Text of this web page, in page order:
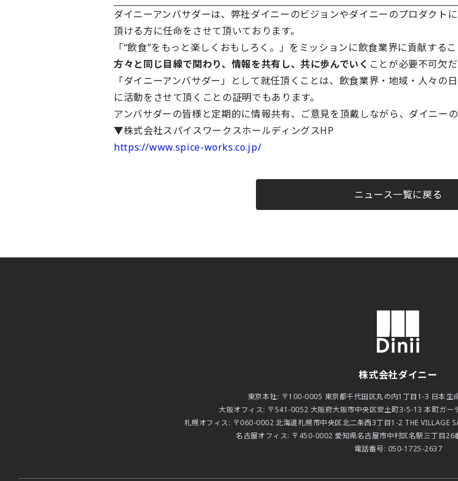
ダイニーアンバサダーは、弊社ダイニーのビジョンやダイニーのプロダクト
頂ける方に任命をさせて頂いております。
「“飲食”をもっと楽しくおもしろく。」をミッションに飲食業界に貢献する
方々と同じ目線で関わり、情報を共有し、共に歩んでいく ことが必要不可欠
「ダイニーアンバサダー」として就任頂くことは、飲食業界・地域・人々
に活動をさせて頂くことの証明でもあります。
アンバサダーの皆様と定期的に情報共有、ご意見を頂戴しながら、ダイニー
▼株式会社スパイスワークスホールディングスHP
https://www.spice-works.co.jp/
ニュース一覧に戻る
株式会社ダイニー
東京本社: 〒100-0005 東京都千代田区丸の内1丁目1-3 日本生
大阪オフィス: 〒541-0052 大阪府大阪市中央区安土町3-5-13 本町ガ
札幌オフィス: 〒060-0002 北海道札幌市中央区北二条西3丁目1-2 THE VILLAGE
名古屋オフィス: 〒450-0002 愛知県名古屋市中村区名駅三丁目26
電話番号: 050-1725-2637